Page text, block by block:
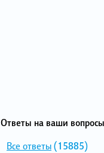
Ответы на ваши
Все ответы(15885)